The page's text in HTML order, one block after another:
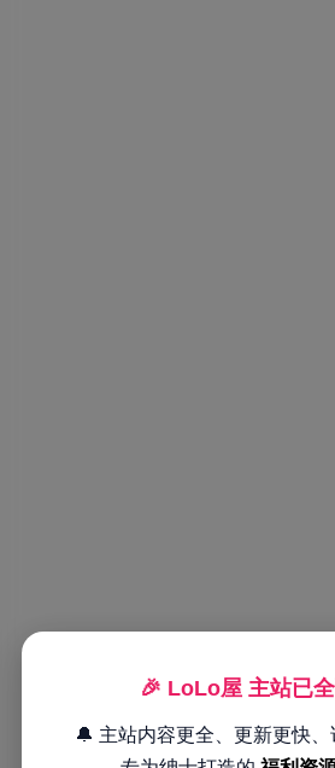
🎉 LoLo屋 主站已
🔔 主站内容更全、更新更快、